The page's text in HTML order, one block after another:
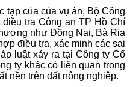
tạp của của vụ án, Bộ Công
tra Công an TP Hồ Chí
như Đồng Nai, Bà Rịa
điều tra, xác minh các sai
luật xảy ra tại Công ty Cổ
ty khác có liên quan trong
nền trên đất nông nghiệp.